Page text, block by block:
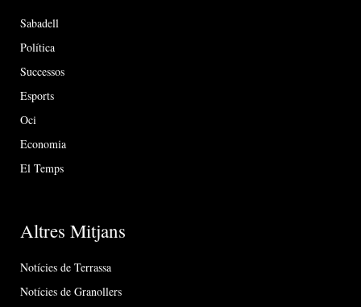
Sabadell
Política
Successos
Esports
Oci
Economia
El Temps
Altres Mitjans
Notícies de Terrassa
Notícies de Granollers